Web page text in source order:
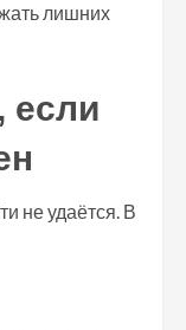
лишних
если
не удаётся. В